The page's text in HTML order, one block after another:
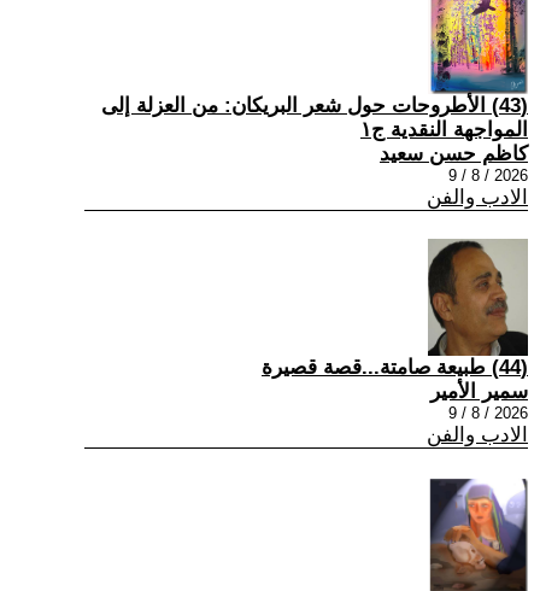
(43) الأطروحات حول شعر البريكان: من العزلة إلى
المواجهة النقدية ج١
كاظم حسن سعيد
2026 / 8 / 9
الادب والفن
(44) طبيعة صامتة...قصة قصيرة
سمير الأمير
2026 / 8 / 9
الادب والفن